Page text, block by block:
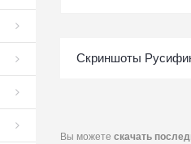
Скриншоты
Вы можете скачать